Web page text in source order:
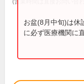
(営業時間は直接お問い合
お盆(8月中旬)は休
に必ず医療機関に